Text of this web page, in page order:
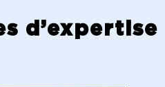
d’expertise